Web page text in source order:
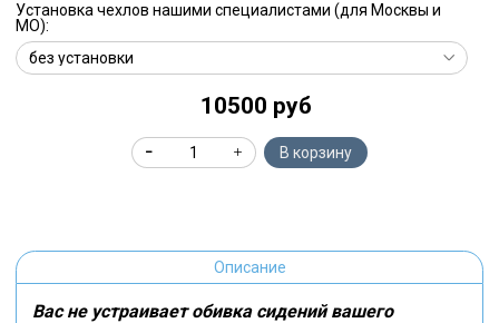
Установка чехлов нашими специалистами (для Москвы и
МО):
10500 руб
В корзину
Описание
Вас не устраивает обивка сидений вашего